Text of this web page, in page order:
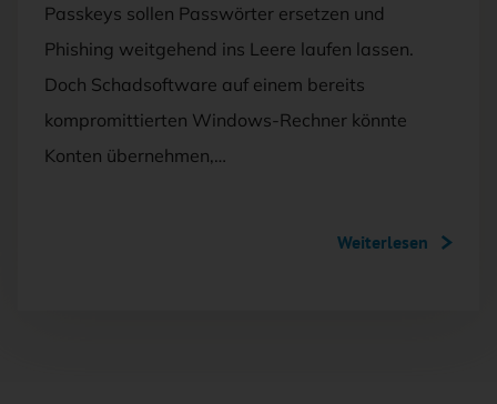
Passkeys sollen Passwörter ersetzen und
Phishing weitgehend ins Leere laufen lassen.
Doch Schadsoftware auf einem bereits
kompromittierten Windows-Rechner könnte
Konten übernehmen,…
Weiterlesen